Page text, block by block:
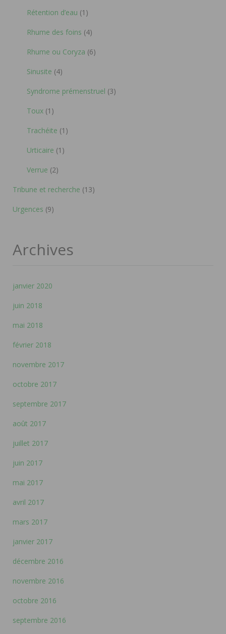
Rétention d’eau (1)
Rhume des foins (4)
Rhume ou Coryza (6)
Sinusite (4)
Syndrome prémenstruel (3)
Toux (1)
Trachéite (1)
Urticaire (1)
Verrue (2)
Tribune et recherche (13)
Urgences (9)
Archives
janvier 2020
juin 2018
mai 2018
février 2018
novembre 2017
octobre 2017
septembre 2017
août 2017
juillet 2017
juin 2017
mai 2017
avril 2017
mars 2017
janvier 2017
décembre 2016
novembre 2016
octobre 2016
septembre 2016